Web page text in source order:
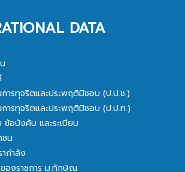
DATA
การทุจริตและประพฤติมิชอบ (ป.ป.ช.)
การทุจริตและประพฤติมิชอบ (ป.ป.ท.)
อบังคับ และระเบียบ
ชน
กำลัง
องราชการ ม.ทักษิณ